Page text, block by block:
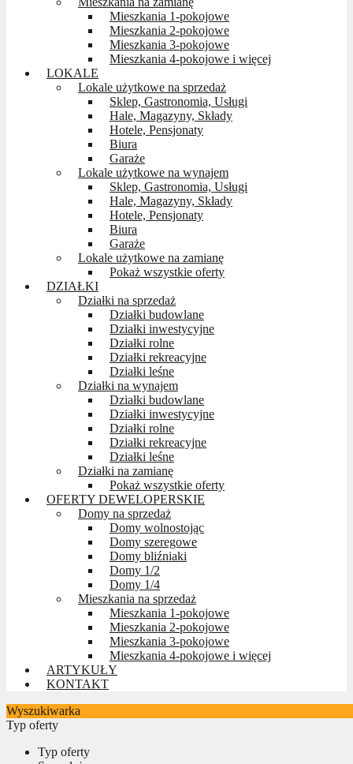
Mieszkania 1-pokojowe
Mieszkania 2-pokojowe
Mieszkania 3-pokojowe
Mieszkania 4-pokojowe i więcej
LOKALE
Lokale użytkowe na sprzedaż
Sklep, Gastronomia, Usługi
Hale, Magazyny, Składy
Hotele, Pensjonaty
Biura
Garaże
Lokale użytkowe na wynajem
Sklep, Gastronomia, Usługi
Hale, Magazyny, Składy
Hotele, Pensjonaty
Biura
Garaże
Lokale użytkowe na zamianę
Pokaż wszystkie oferty
DZIAŁKI
Działki na sprzedaż
Działki budowlane
Działki inwestycyjne
Działki rolne
Działki rekreacyjne
Działki leśne
Działki na wynajem
Działki budowlane
Działki inwestycyjne
Działki rolne
Działki rekreacyjne
Działki leśne
Działki na zamianę
Pokaż wszystkie oferty
OFERTY DEWELOPERSKIE
Domy na sprzedaż
Domy wolnostojąc
Domy szeregowe
Domy bliźniaki
Domy 1/2
Domy 1/4
Mieszkania na sprzedaż
Mieszkania 1-pokojowe
Mieszkania 2-pokojowe
Mieszkania 3-pokojowe
Mieszkania 4-pokojowe i więcej
ARTYKUŁY
KONTAKT
Wyszukiwarka
Typ oferty
Typ oferty